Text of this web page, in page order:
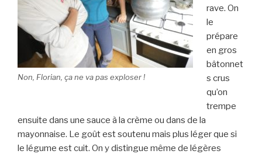
Non, Florian, ça ne va pas exploser !
rave. On
le
prépare
en gros
bâtonnet
s crus
qu’on
trempe
ensuite dans une sauce à la crème ou dans de la
mayonnaise. Le goût est soutenu mais plus léger que si
le légume est cuit. On y distingue même de légères